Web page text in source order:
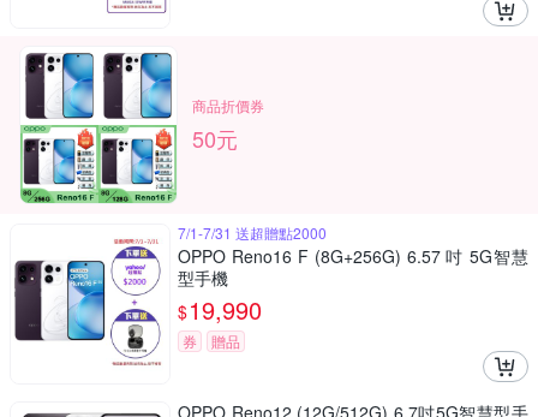
商品折價券
50元
7/1-7/31 送超贈點2000
OPPO Reno16 F (8G+256G) 6.57 吋 5G智慧
型手機
$19,990
券 贈品